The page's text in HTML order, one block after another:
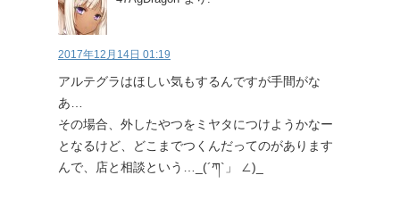
2017年12月14日 01:19
アルテグラはほしい気もするんですが手間がな
あ…
その場合、外したやつをミヤタにつけようかなー
となるけど、どこまでつくんだってのがあります
んで、店と相談という…_(´ཀ`」 ∠)_